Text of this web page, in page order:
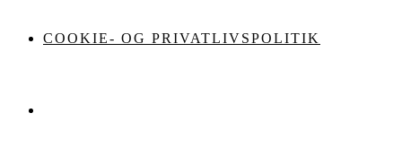
COOKIE- OG PRIVATLIVSPOLITIK